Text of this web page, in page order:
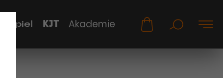
KJT Akademie